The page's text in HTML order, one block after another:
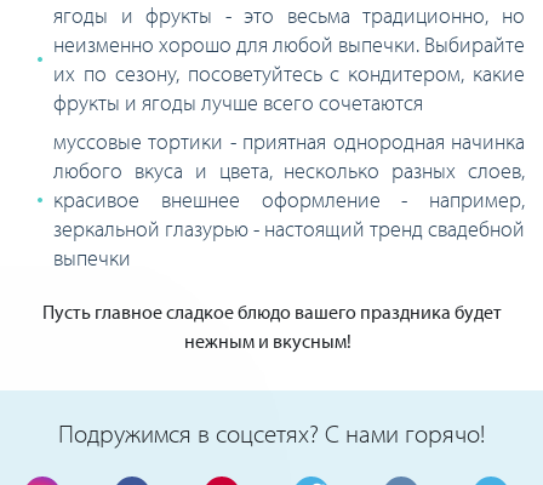
ягоды и фрукты - это весьма традиционно, но
неизменно хорошо для любой выпечки. Выбирайте
их по сезону, посоветуйтесь с кондитером, какие
фрукты и ягоды лучше всего сочетаются
муссовые тортики - приятная однородная начинка
любого вкуса и цвета, несколько разных слоев,
красивое внешнее оформление - например,
зеркальной глазурью - настоящий тренд свадебной
выпечки
Пусть главное сладкое блюдо вашего праздника будет
нежным и вкусным!
Подружимся в соцсетях? С нами горячо!